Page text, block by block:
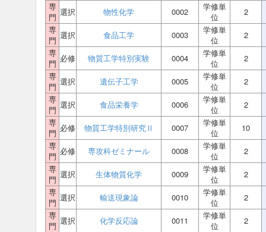
専
門 選択 物性化学 0002
学修単
位
2
専
門 選択 食品工学 0003
学修単
位
2
専
門 必修 物質工学特別実験 0004
学修単
位
2
専
門 選択 遺伝子工学 0005
学修単
位
2
専
門 選択 食品栄養学 0006
学修単
位
2
専
門 必修 物質工学特別研究Ⅱ 0007
学修単
位
10
専
門 必修 専攻科ゼミナール 0008
学修単
位
2
専
門 選択 生体物質化学 0009
学修単
位
2
専
門 選択 輸送現象論 0010
学修単
位
2
専
門 選択 化学反応論 0011
学修単
位
2